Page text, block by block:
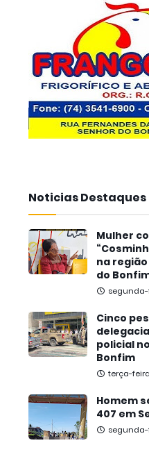
Noticias Destaques
Mulher
na
do
segunda-
Cinco
policial
Bonfim
terça-
Homem
407 em
segunda-